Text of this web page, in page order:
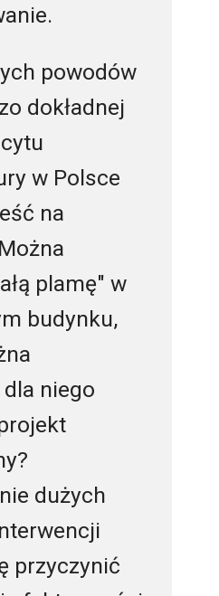
powodów
dokładnej
w Polsce
na
plamę" w
budynku,
niego
dużych
przyczynić